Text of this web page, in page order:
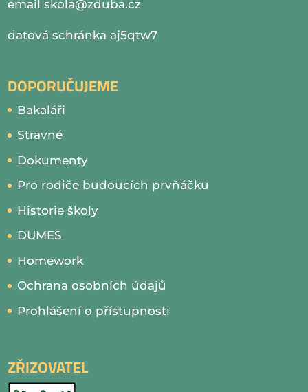
emailskola@zduba.cz
datová schránka aj5qtw7
DOPORUČUJEME
Bakaláři
Stravné
Dokumenty
Pro rodiče budoucích prvňáčku
Historie školy
DUMES
Homework
Ochrana osobních údajů
Prohlášení o přístupnosti
ZŘIZOVATEL